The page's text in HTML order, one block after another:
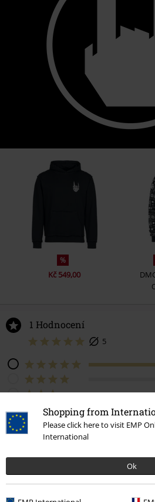
Shopping from
Please click here to visit EMP
International
Ok
%
Kč 549,00
1 Hodnocení
5